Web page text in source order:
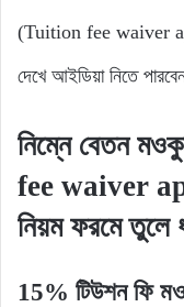
(Tuition fee waiver
দেখে আইডিয়া নিতে
নিম্নে বেতন
fee waiver
নিয়ম ফরমে তুলে
15% টিউশন ফি